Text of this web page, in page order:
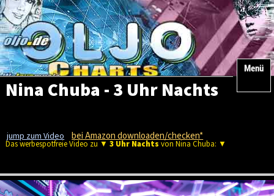
Menü
Nina Chuba - 3 Uhr Nachts
jump zum Video bei Amazon downloaden/checken*
Das werbespotfreie Video zu ▼ 3 Uhr Nachts von Nina Chuba: ▼